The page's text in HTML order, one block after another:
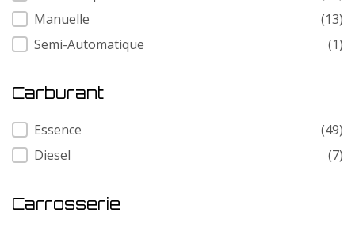
Manuelle
(13)
Semi-Automatique
(1)
Carburant
Carburant
Essence
(49)
Diesel
(7)
Carrosserie